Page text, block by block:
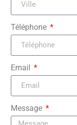
Téléphone
Email
Message